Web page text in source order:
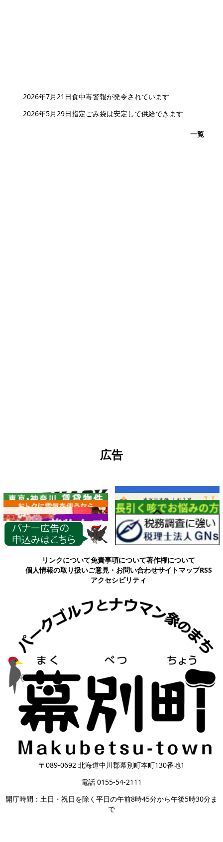
2026年7月21日食中毒警報が発令されています
2026年5月29日指定ごみ袋は安定して供給できます
一覧
広告
各種情報
リンクについて免責事項について著作権について
個人情報の取り扱いご意見・お問い合わせサイトマップRSS
アクセシビリティ
〒089-0692 北海道中川郡幕別町本町130番地1
電話 0155-54-2111
開庁時間：土日・祝日を除く平日の午前8時45分から午後5時30分ま
で